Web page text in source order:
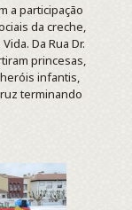
a participação
da creche,
Da Rua Dr.
princesas,
infantis,
terminando